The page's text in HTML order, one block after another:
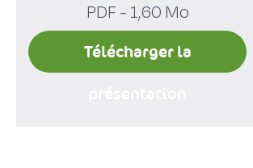
PDF - 1,60 Mo
Télécharger la